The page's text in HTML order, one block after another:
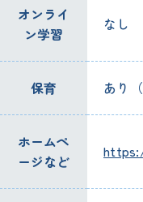
オンライ
ン学習
なし
保育 あり（
ホームペ
ージなど